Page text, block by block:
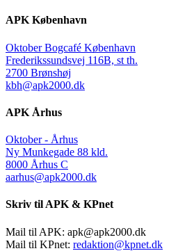
APK København
Oktober Bogcafé København
Frederikssundsvej 116B, st th.
2700 Brønshøj
kbh@apk2000.dk
APK Århus
Oktober - Århus
Ny Munkegade 88 kld.
8000 Århus C
aarhus@apk2000.dk
Skriv til APK & KPnet
Mail til APK: apk@apk2000.dk
Mail til KPnet: redaktion@kpnet.dk